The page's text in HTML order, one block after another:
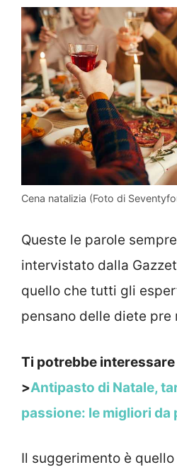
Cena natalizia (Foto di
Queste le parole
intervistato dalla
quello che tutti gli
pensano delle diete pre
Ti potrebbe
>Antipasto di Natale,
passione: le migliori da
Il suggerimento è